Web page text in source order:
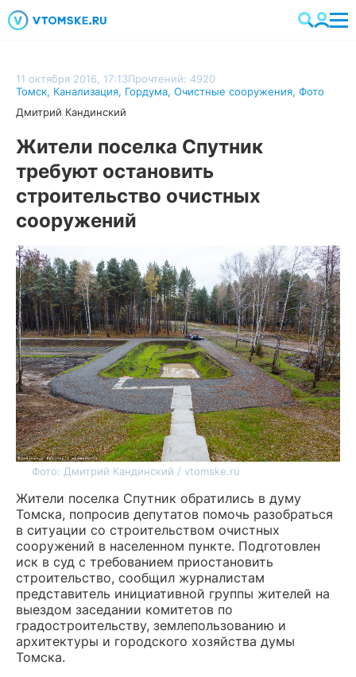
11 октября 2016, 17:13Прочтений: 4920
Томск, Канализация, Гордума, Очистные сооружения, Фото
Дмитрий Кандинский
Жители поселка Спутник
требуют остановить
строительство очистных
сооружений
Фото: Дмитрий Кандинский / vtomske.ru
Жители поселка Спутник обратились в думу
Томска, попросив депутатов помочь разобраться
в ситуации со строительством очистных
сооружений в населенном пункте. Подготовлен
иск в суд с требованием приостановить
строительство, сообщил журналистам
представитель инициативной группы жителей на
выездом заседании комитетов по
градостроительству, землепользованию и
архитектуры и городского хозяйства думы
Томска.